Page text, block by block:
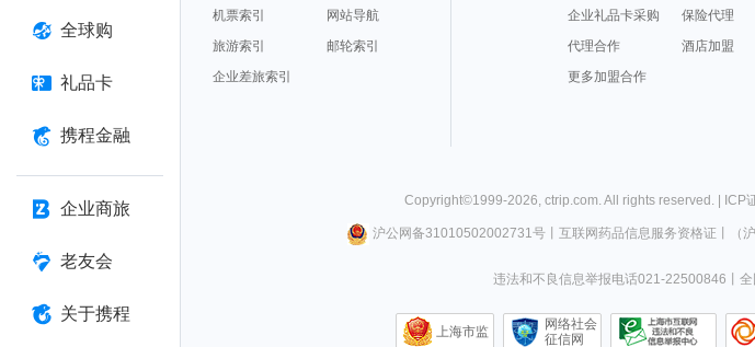
全球购
礼品卡
携程金融
企业商旅
老友会
关于携程
机票索引
网站导航
旅游索引
邮轮索引
企业差旅索引
企业礼品卡采购
保险代理
代理合作
酒店加盟
更多加盟合作
Copyright©1999-2026, ctrip.com. All rights reserved. | ICP
沪公网备31010502002731号丨 互联网药品信息服务资格证 （
违法和不良信息举报电话021-22500846
上海市监
网络社会
征信网